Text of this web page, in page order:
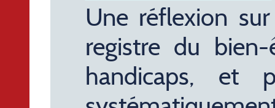
Une réflexion
registre du
handicaps, et